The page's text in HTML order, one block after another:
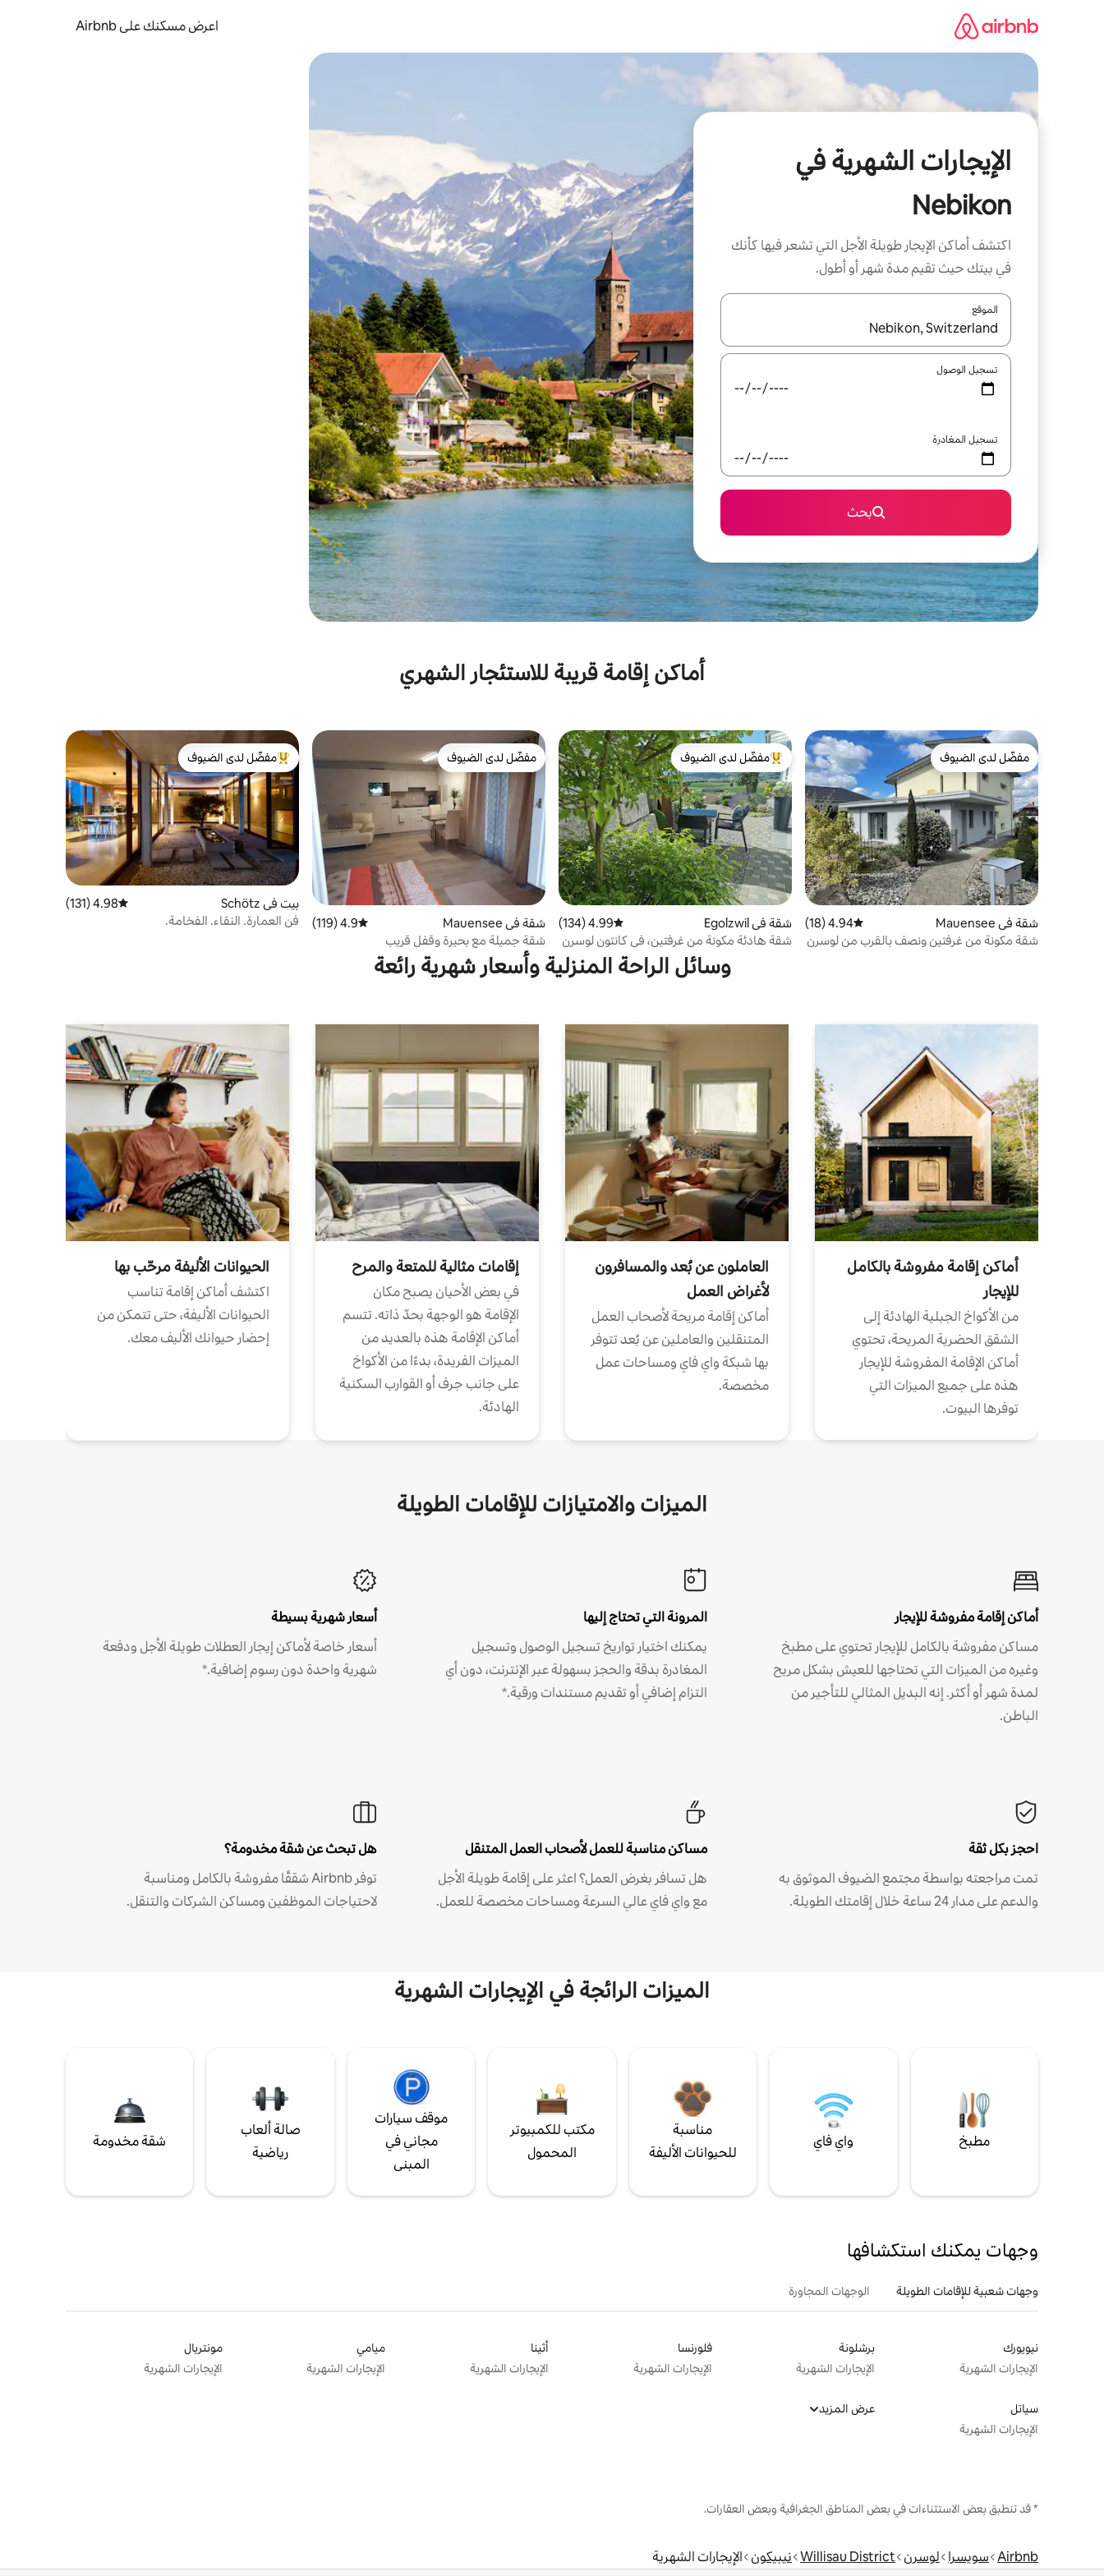
اعرض مسكنك على Airbnb
الإيجارات الشهرية في
Nebikon
اكتشف أماكن الإيجار طويلة الأجل التي تشعر فيها كأنك
في بيتك حيث تقيم مدة شهر أو أطول.
الموقع
عند توفر النتائج، انتقل باستخدام السهمين لأعلى ولأسفل أو استكشف عن طريق اللمس أو السحب.
تسجيل الوصول
تسجيل المغادرة
بحث
أماكن إقامة قريبة للاستئجار الشهري
مفضّل لدى الضيوف
مفضّل لدى الضيوف
شقة في Mauensee متوسط التقييم 4.94 من 5، 18 مراجعات
4.94 (18)
شقة مكونة من غرفتين ونصف بالقرب من لوسرن
من أبرز البيوت المفضّلة لدى الضيوف
مفضّل لدى الضيوف
شقة في Egolzwil متوسط التقييم 4.99 من 5، 134 مراجعات
4.99 (134)
شقة هادئة مكونة من غرفتين، في كانتون لوسرن
مفضّل لدى الضيوف
مفضّل لدى الضيوف
شقة في Mauensee متوسط التقييم 4.9 من 5، 119 مراجعات
4.9 (119)
شقة جميلة مع بحيرة وقفل قريب
من أبرز البيوت المفضّلة لدى الضيوف
مفضّل لدى الضيوف
بيت في Schötz متوسط التقييم 4.98 من 5، 131 مراجعات
4.98 (131)
فن العمارة. النقاء. الفخامة.
وسائل الراحة المنزلية وأسعار شهرية رائعة
أماكن إقامة مفروشة بالكامل
للإيجار
من الأكواخ الجبلية الهادئة إلى
الشقق الحضرية المريحة، تحتوي
أماكن الإقامة المفروشة للإيجار
هذه على جميع الميزات التي
توفرها البيوت.
العاملون عن بُعد والمسافرون
لأغراض العمل
أماكن إقامة مريحة لأصحاب العمل
المتنقلين والعاملين عن بُعد تتوفر
بها شبكة واي فاي ومساحات عمل
مخصصة.
إقامات مثالية للمتعة والمرح
في بعض الأحيان يصبح مكان
الإقامة هو الوجهة بحدّ ذاته. تتسم
أماكن الإقامة هذه بالعديد من
الميزات الفريدة، بدءًا من الأكواخ
على جانب جرف أو القوارب السكنية
الهادئة.
الحيوانات الأليفة مرحّب بها
اكتشف أماكن إقامة تناسب
الحيوانات الأليفة، حتى تتمكن من
إحضار حيوانك الأليف معك.
الميزات والامتيازات للإقامات الطويلة
أماكن إقامة مفروشة للإيجار
مساكن مفروشة بالكامل للإيجار تحتوي على مطبخ
وغيره من الميزات التي تحتاجها للعيش بشكل مريح
لمدة شهر أو أكثر. إنه البديل المثالي للتأجير من
الباطن.
المرونة التي تحتاج إليها
يمكنك اختيار تواريخ تسجيل الوصول وتسجيل
المغادرة بدقة والحجز بسهولة عبر الإنترنت، دون أي
التزام إضافي أو تقديم مستندات ورقية.*
أسعار شهرية بسيطة
أسعار خاصة لأماكن إيجار العطلات طويلة الأجل ودفعة
شهرية واحدة دون رسوم إضافية.*
احجز بكل ثقة
تمت مراجعته بواسطة مجتمع الضيوف الموثوق به
والدعم على مدار 24 ساعة خلال إقامتك الطويلة.
مساكن مناسبة للعمل لأصحاب العمل المتنقل
هل تسافر بغرض العمل؟ اعثر على إقامة طويلة الأجل
مع واي فاي عالي السرعة ومساحات مخصصة للعمل.
هل تبحث عن شقة مخدومة؟
توفر Airbnb شققًا مفروشة بالكامل ومناسبة
لاحتياجات الموظفين ومساكن الشركات والتنقل.
الميزات الرائجة في الإيجارات الشهرية
مطبخ واي فاي
مناسبة
للحيوانات الأليفة
مكتب للكمبيوتر
المحمول
موقف سيارات
مجاني في
المبنى
صالة ألعاب
رياضية
شقة مخدومة
وجهات يمكنك استكشافها
وجهات شعبية للإقامات الطويلة الوجهات المجاورة
نيويورك
الإيجارات الشهرية
برشلونة
الإيجارات الشهرية
فلورنسا
الإيجارات الشهرية
أثينا
الإيجارات الشهرية
ميامي
الإيجارات الشهرية
مونتريال
الإيجارات الشهرية
سياتل
الإيجارات الشهرية
عرض المزيد
* قد تنطبق بعض الاستثناءات في بعض المناطق الجغرافية وبعض العقارات.
Airbnb سويسرا لوسرن Willisau District نيبيكون الإيجارات الشهرية